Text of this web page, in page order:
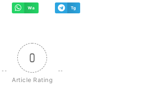
Wa Tg
0
Article Rating